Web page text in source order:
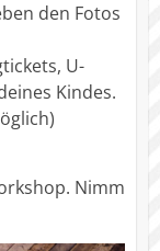
den Fotos
U-
Kindes.
Nimm